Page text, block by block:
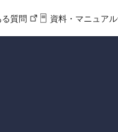
質問 資料・マニュアル